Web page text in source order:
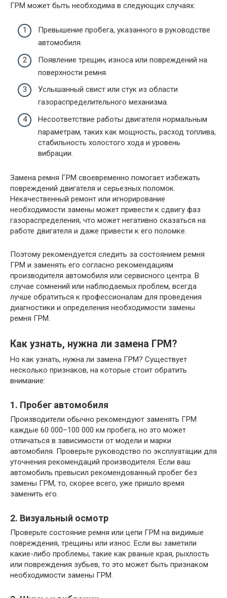
ГРМ может быть необходима в следующих случаях:
Превышение пробега, указанного в руководстве
автомобиля.
Появление трещин, износа или повреждений на
поверхности ремня.
Услышанный свист или стук из области
газораспределительного механизма.
Несоответствие работы двигателя нормальным
параметрам, таких как мощность, расход топлива,
стабильность холостого хода и уровень
вибрации.
Замена ремня ГРМ своевременно помогает избежать
повреждений двигателя и серьезных поломок.
Некачественный ремонт или игнорирование
необходимости замены может привести к сдвигу фаз
газораспределения, что может негативно сказаться на
работе двигателя и даже привести к его поломке.
Поэтому рекомендуется следить за состоянием ремня
ГРМ и заменять его согласно рекомендациям
производителя автомобиля или сервисного центра. В
случае сомнений или наблюдаемых проблем, всегда
лучше обратиться к профессионалам для проведения
диагностики и определения необходимости замены
ремня ГРМ.
Как узнать, нужна ли замена ГРМ?
Но как узнать, нужна ли замена ГРМ? Существует
несколько признаков, на которые стоит обратить
внимание:
1. Пробег автомобиля
Производители обычно рекомендуют заменять ГРМ
каждые 60 000–100 000 км пробега, но это может
отличаться в зависимости от модели и марки
автомобиля. Проверьте руководство по эксплуатации для
уточнения рекомендаций производителя. Если ваш
автомобиль превысил рекомендованный пробег без
замены ГРМ, то, скорее всего, уже пришло время
заменить его.
2. Визуальный осмотр
Проверьте состояние ремня или цепи ГРМ на видимые
повреждения, трещины или износ. Если вы заметили
какие-либо проблемы, такие как рваные края, рыхлость
или повреждения зубьев, то это может быть признаком
необходимости замены ГРМ.